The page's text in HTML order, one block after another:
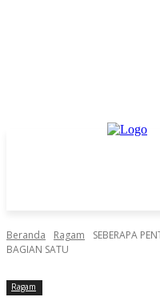
Beranda Ragam
SEBERAPA
BAGIAN SATU
Ragam